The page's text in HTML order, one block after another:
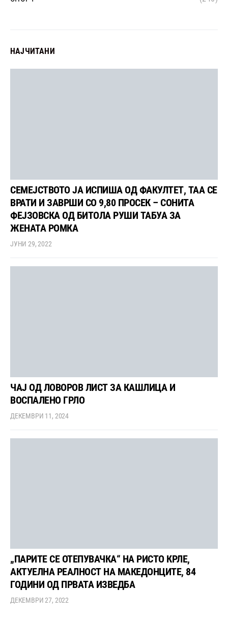
НАЈЧИТАНИ
СЕМЕЈСТВОТО ЈА ИСПИША ОД ФАКУЛТЕТ, ТАА СЕ
ВРАТИ И ЗАВРШИ СО 9,80 ПРОСЕК – СОНИТА
ФЕЈЗОВСКА ОД БИТОЛА РУШИ ТАБУА ЗА
ЖЕНАТА РОМКА
ЈУНИ 29, 2022
ЧАЈ ОД ЛОВОРОВ ЛИСТ ЗА КАШЛИЦА И
ВОСПАЛЕНО ГРЛО
ДЕКЕМВРИ 11, 2024
„ПАРИТЕ СЕ ОТЕПУВАЧКА“ НА РИСТО КРЛЕ,
АКТУЕЛНА РЕАЛНОСТ НА МАКЕДОНЦИТЕ, 84
ГОДИНИ ОД ПРВАТА ИЗВЕДБА
ДЕКЕМВРИ 27, 2022